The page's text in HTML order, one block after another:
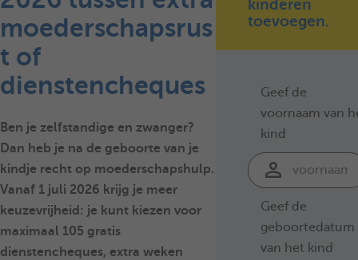
moederschapsrus
t of
dienstencheques
Ben je zelfstandige en zwanger?
Dan heb je na de geboorte van je
kindje recht op moederschapshulp.
Vanaf 1 juli 2026 krijg je meer
keuzevrijheid: je kunt kiezen voor
maximaal 105 gratis
dienstencheques, extra weken
kinderen
toevoegen.
Geef de
voornaam van
kind
Geef de
geboortedatum
van het kind